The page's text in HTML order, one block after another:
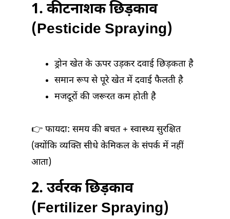
1. कीटनाशक छिड़काव
(Pesticide Spraying)
ड्रोन खेत के ऊपर उड़कर दवाई छिड़कता है
समान रूप से पूरे खेत में दवाई फैलती है
मजदूरों की जरूरत कम होती है
👉 फायदा: समय की बचत + स्वास्थ्य सुरक्षित
(क्योंकि व्यक्ति सीधे केमिकल के संपर्क में नहीं
आता)
2. उर्वरक छिड़काव
(Fertilizer Spraying)